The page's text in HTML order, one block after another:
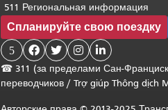
на
каждой
странице.
Вернуться
к
началу
основного
511 Региональная информация
Спланируйте свою поездку
5    
☎ 311 (за пределами Сан-
переводчиков / Trợ giúp Thông dịch